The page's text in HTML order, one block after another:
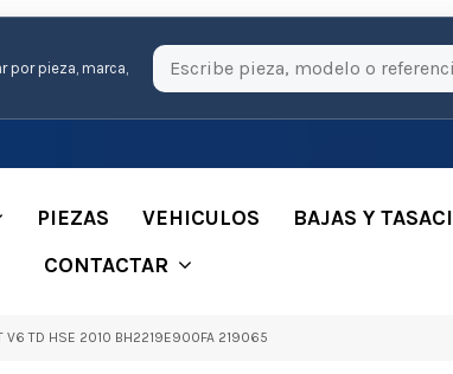
por pieza, marca,
PIEZAS VEHICULOS
BAJAS Y
CONTACTAR
V6 TD HSE 2010 BH2219E900FA 219065